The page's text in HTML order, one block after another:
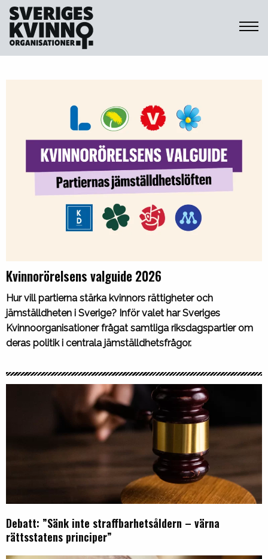
Sveriges Kvinnoorganisationer
Kvinnorörelsens valguide 2026
Hur vill partierna stärka kvinnors rättigheter och
jämställdheten i Sverige? Inför valet har Sveriges
Kvinnoorganisationer frågat samtliga riksdagspartier om
deras politik i centrala jämställdhetsfrågor.
Debatt: ”Sänk inte straffbarhetsåldern – värna
rättsstatens principer”